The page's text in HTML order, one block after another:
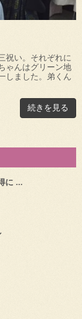
祝い。それぞれに
ゃんはグリーン地
しました。弟くん
続きを見る
に ...